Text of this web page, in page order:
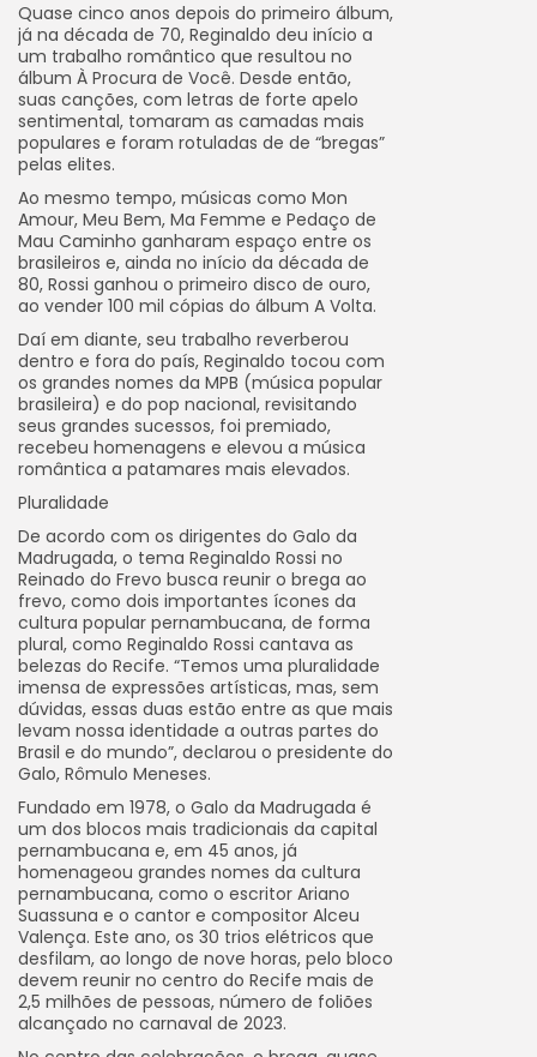
Quase cinco anos depois do primeiro álbum,
já na década de 70, Reginaldo deu início a
um trabalho romântico que resultou no
álbum À Procura de Você. Desde então,
suas canções, com letras de forte apelo
sentimental, tomaram as camadas mais
populares e foram rotuladas de de “bregas”
pelas elites.
Ao mesmo tempo, músicas como Mon
Amour, Meu Bem, Ma Femme e Pedaço de
Mau Caminho ganharam espaço entre os
brasileiros e, ainda no início da década de
80, Rossi ganhou o primeiro disco de ouro,
ao vender 100 mil cópias do álbum A Volta.
Daí em diante, seu trabalho reverberou
dentro e fora do país, Reginaldo tocou com
os grandes nomes da MPB (música popular
brasileira) e do pop nacional, revisitando
seus grandes sucessos, foi premiado,
recebeu homenagens e elevou a música
romântica a patamares mais elevados.
Pluralidade
De acordo com os dirigentes do Galo da
Madrugada, o tema Reginaldo Rossi no
Reinado do Frevo busca reunir o brega ao
frevo, como dois importantes ícones da
cultura popular pernambucana, de forma
plural, como Reginaldo Rossi cantava as
belezas do Recife. “Temos uma pluralidade
imensa de expressões artísticas, mas, sem
dúvidas, essas duas estão entre as que mais
levam nossa identidade a outras partes do
Brasil e do mundo”, declarou o presidente do
Galo, Rômulo Meneses.
Fundado em 1978, o Galo da Madrugada é
um dos blocos mais tradicionais da capital
pernambucana e, em 45 anos, já
homenageou grandes nomes da cultura
pernambucana, como o escritor Ariano
Suassuna e o cantor e compositor Alceu
Valença. Este ano, os 30 trios elétricos que
desfilam, ao longo de nove horas, pelo bloco
devem reunir no centro do Recife mais de
2,5 milhões de pessoas, número de foliões
alcançado no carnaval de 2023.